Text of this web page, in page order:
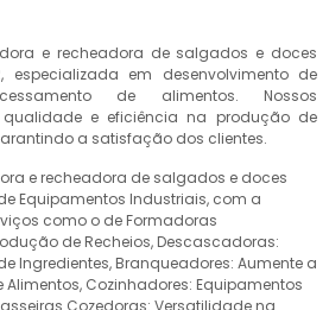
e recheadora de salgados e doces
especializada em desenvolvimento de
de alimentos. Nossos
qualidade e eficiência na produção de
a satisfação dos clientes.
e recheadora de salgados e doces
Equipamentos Industriais, com a
como o de Formadoras
de Recheios, Descascadoras:
Ingredientes, Branqueadores: Aumente a
Cozinhadores: Equipamentos
Cozedoras: Versatilidade na